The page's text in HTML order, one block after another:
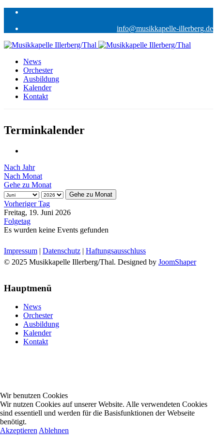
info@musikkapelle-illerberg.de
News
Orchester
Ausbildung
Kalender
Kontakt
Terminkalender
Nach Jahr
Nach Monat
Gehe zu Monat
Gehe zu Monat
Vorheriger Tag
Freitag, 19. Juni 2026
Folgetag
Es wurden keine Events gefunden
Impressum | Datenschutz | Haftungsausschluss
© 2025 Musikkapelle Illerberg/Thal. Designed by JoomShaper
Hauptmenü
News
Orchester
Ausbildung
Kalender
Kontakt
Wir benutzen Cookies
Wir nutzen Cookies auf unserer Website. Alle verwendeten Cookies
sind essentiell und werden für die Basisfunktionen der Webseite
benötigt.
Akzeptieren Ablehnen